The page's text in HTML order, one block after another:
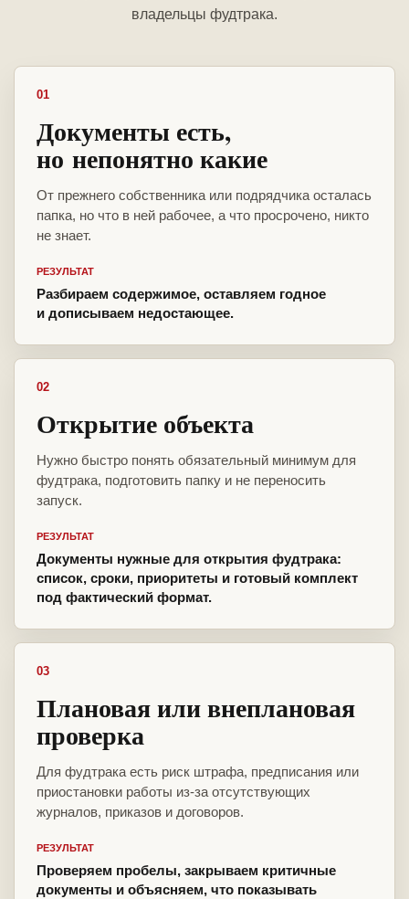
владельцы фудтрака.
01
Документы есть,
но непонятно какие
От прежнего собственника или подрядчика осталась
папка, но что в ней рабочее, а что просрочено, никто
не знает.
РЕЗУЛЬТАТ
Разбираем содержимое, оставляем годное
и дописываем недостающее.
02
Открытие объекта
Нужно быстро понять обязательный минимум для
фудтрака, подготовить папку и не переносить
запуск.
РЕЗУЛЬТАТ
Документы нужные для открытия фудтрака:
список, сроки, приоритеты и готовый комплект
под фактический формат.
03
Плановая или внеплановая
проверка
Для фудтрака есть риск штрафа, предписания или
приостановки работы из-за отсутствующих
журналов, приказов и договоров.
РЕЗУЛЬТАТ
Проверяем пробелы, закрываем критичные
документы и объясняем, что показывать